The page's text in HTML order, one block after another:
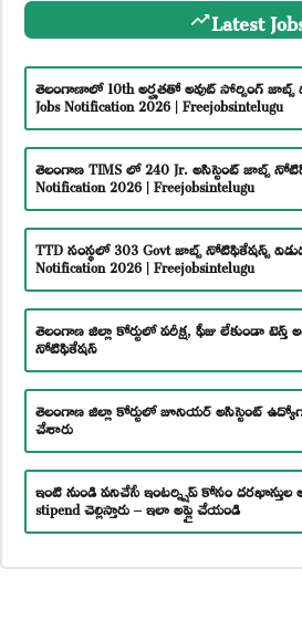
Latest
తెలంగాణాలో 10th అర్హతతో అవుట్ సోర్సింగ్ జాబ్స్
Jobs Notification 2026 | Freejobsintelugu
తెలంగాణ TIMS లో 240 Jr. అసిస్టెంట్ జాబ్స్
Notification 2026 | Freejobsintelugu
TTD సంస్థలో 303 Govt జాబ్స్ నోటిఫికేషన్స్
Notification 2026 | Freejobsintelugu
తెలంగాణ జిల్లా కోర్టులో పరీక్ష, ఫీజు లేకుండా టెన్త్
నోటిఫికేషన్
తెలంగాణ జిల్లా కోర్టులో జూనియర్ అసిస్టెంట్
చేశారు
ఇంటి నుండి పనిచేసే ఇంటర్న్షిప్ కోసం
stipend చెల్లిస్తారు – ఇలా అప్లై చేయండి